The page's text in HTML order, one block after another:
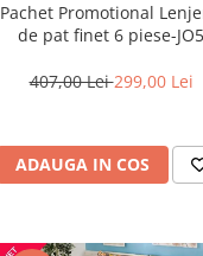
Pachet Promotional
de pat finet 6 piese-JO5
407,00 Lei299,00 Lei
ADAUGA IN COS